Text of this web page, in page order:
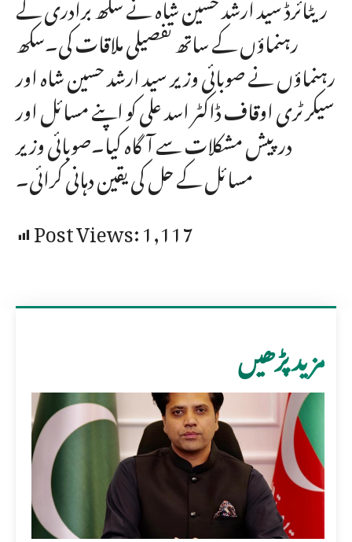
رہنماؤں کے ساتھ تفصیلی ملاقات کی۔سکھ
رہنماؤں نے صوبائی وزیر سید ارشد حسین شاہ اور
سیکرٹری اوقاف ڈاکٹر اسد علی کو اپنے مسائل اور
درپیش مشکلات سے آگاہ کیا۔صوبائی وزیر
مسائل کے حل کی یقین دہانی کرائی۔
Post Views:1,117
مزید پڑھیں